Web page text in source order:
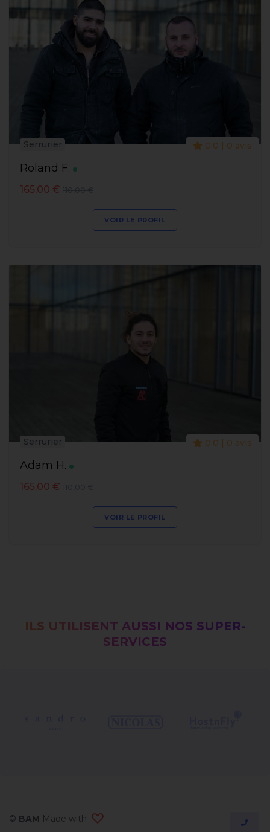
Roland F.
Serrurier 0.0 | 0 avis
165,00 €
VOIR LE PROFIL
Adam H.
Serrurier 0.0 | 0 avis
165,00 €
VOIR LE PROFIL
ILS UTILISENT AUSSI NOS SUPER-
SERVICES
© BAM Made with